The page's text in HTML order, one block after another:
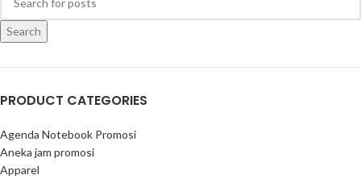
Search
PRODUCT CATEGORIES
Agenda Notebook Promosi
Aneka jam promosi
Apparel